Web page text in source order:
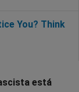
está